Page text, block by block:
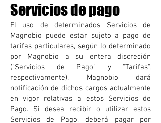
Servicios de pago
El uso de determinados Servicios de
Magnobio puede estar sujeto a pago de
tarifas particulares, según lo determinado
por Magnobio a su entera discreción
("Servicios de Pago" y "Tarifas",
respectivamente). Magnobio dará
notificación de dichos cargos actualmente
en vigor relativas a estos Servicios de
Pago. Si desea recibir o utilizar estos
Servicios de Pago, deberá pagar por